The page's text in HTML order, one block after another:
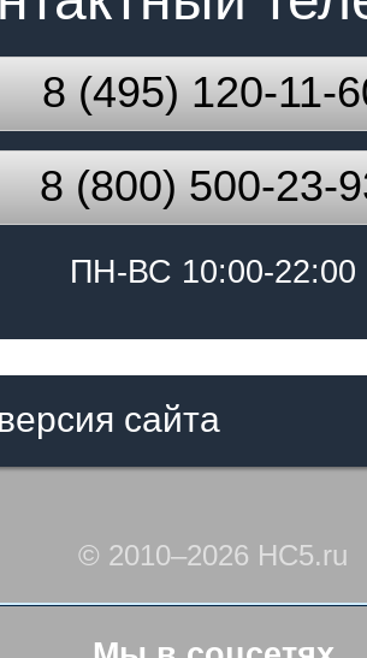
8 (495) 120-11-
8 (800) 500-23-
ПН-ВС 10:00-22:00
сайта
© 2010–2026 HC5.ru